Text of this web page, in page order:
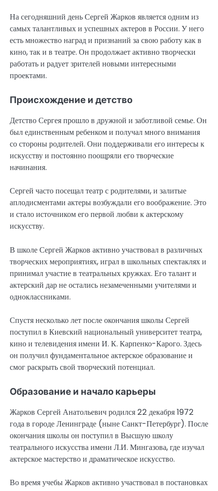
На сегодняшний день Сергей Жарков является одним из
самых талантливых и успешных актеров в России. У него
есть множество наград и признаний за свою работу как в
кино, так и в театре. Он продолжает активно творчески
работать и радует зрителей новыми интересными
проектами.
Происхождение и детство
Детство Сергея прошло в дружной и заботливой семье. Он
был единственным ребенком и получал много внимания
со стороны родителей. Они поддерживали его интересы к
искусству и постоянно поощряли его творческие
начинания.
Сергей часто посещал театр с родителями, и залитые
аплодисментами актеры возбуждали его воображение. Это
и стало источником его первой любви к актерскому
искусству.
В школе Сергей Жарков активно участвовал в различных
творческих мероприятиях, играл в школьных спектаклях и
принимал участие в театральных кружках. Его талант и
актерский дар не остались незамеченными учителями и
одноклассниками.
Спустя несколько лет после окончания школы Сергей
поступил в Киевский национальный университет театра,
кино и телевидения имени И. К. Карпенко-Карого. Здесь
он получил фундаментальное актерское образование и
смог раскрыть свой творческий потенциал.
Образование и начало карьеры
Жарков Сергей Анатольевич родился 22 декабря 1972
года в городе Ленинграде (ныне Санкт-Петербург). После
окончания школы он поступил в Высшую школу
театрального искусства имени Л.И. Мингазова, где изучал
актерское мастерство и драматическое искусство.
Во время учебы Жарков активно участвовал в постановках